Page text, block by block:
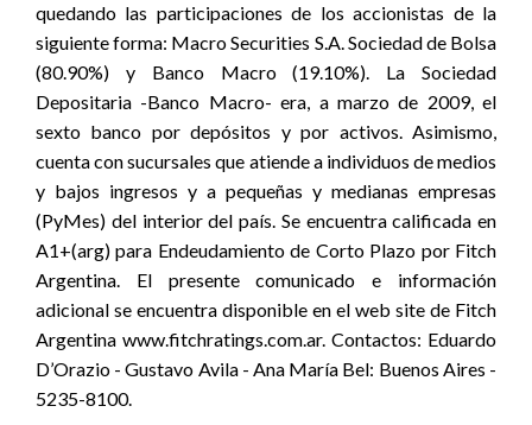
quedando las participaciones de los accionistas de la
siguiente forma: Macro Securities S.A. Sociedad de Bolsa
(80.90%) y Banco Macro (19.10%). La Sociedad
Depositaria -Banco Macro- era, a marzo de 2009, el
sexto banco por depósitos y por activos. Asimismo,
cuenta con sucursales que atiende a individuos de medios
y bajos ingresos y a pequeñas y medianas empresas
(PyMes) del interior del país. Se encuentra calificada en
A1+(arg) para Endeudamiento de Corto Plazo por Fitch
Argentina. El presente comunicado e información
adicional se encuentra disponible en el web site de Fitch
Argentina www.fitchratings.com.ar. Contactos: Eduardo
D’Orazio - Gustavo Avila - Ana María Bel: Buenos Aires -
5235-8100.